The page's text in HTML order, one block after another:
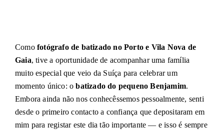
Como fotógrafo de batizado no Porto e Vila Nova de
Gaia, tive a oportunidade de acompanhar uma família
muito especial que veio da Suíça para celebrar um
momento único: obatizado do pequeno Benjamim.
Embora ainda não nos conhecêssemos pessoalmente, senti
desde o primeiro contacto a confiança que depositaram em
mim para registar este dia tão importante — e isso é sempre